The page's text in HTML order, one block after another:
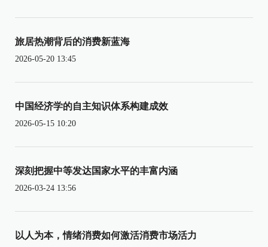
旅居热潮背后的消费新蓝海
2026-05-20 13:45
中国经济学的自主知识体系构建成效
2026-05-15 10:20
深刻把握中等发达国家水平的丰富内涵
2026-03-24 13:56
以人为本，情绪消费如何激活消费市场活力